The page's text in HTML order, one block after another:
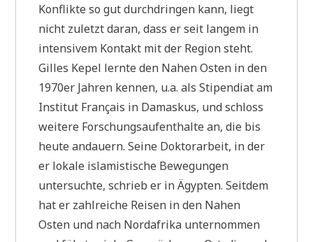
Konflikte so gut durchdringen kann, liegt
nicht zuletzt daran, dass er seit langem in
intensivem Kontakt mit der Region steht.
Gilles Kepel lernte den Nahen Osten in den
1970er Jahren kennen, u.a. als Stipendiat am
Institut Français in Damaskus, und schloss
weitere Forschungsaufenthalte an, die bis
heute andauern. Seine Doktorarbeit, in der
er lokale islamistische Bewegungen
untersuchte, schrieb er in Ägypten. Seitdem
hat er zahlreiche Reisen in den Nahen
Osten und nach Nordafrika unternommen